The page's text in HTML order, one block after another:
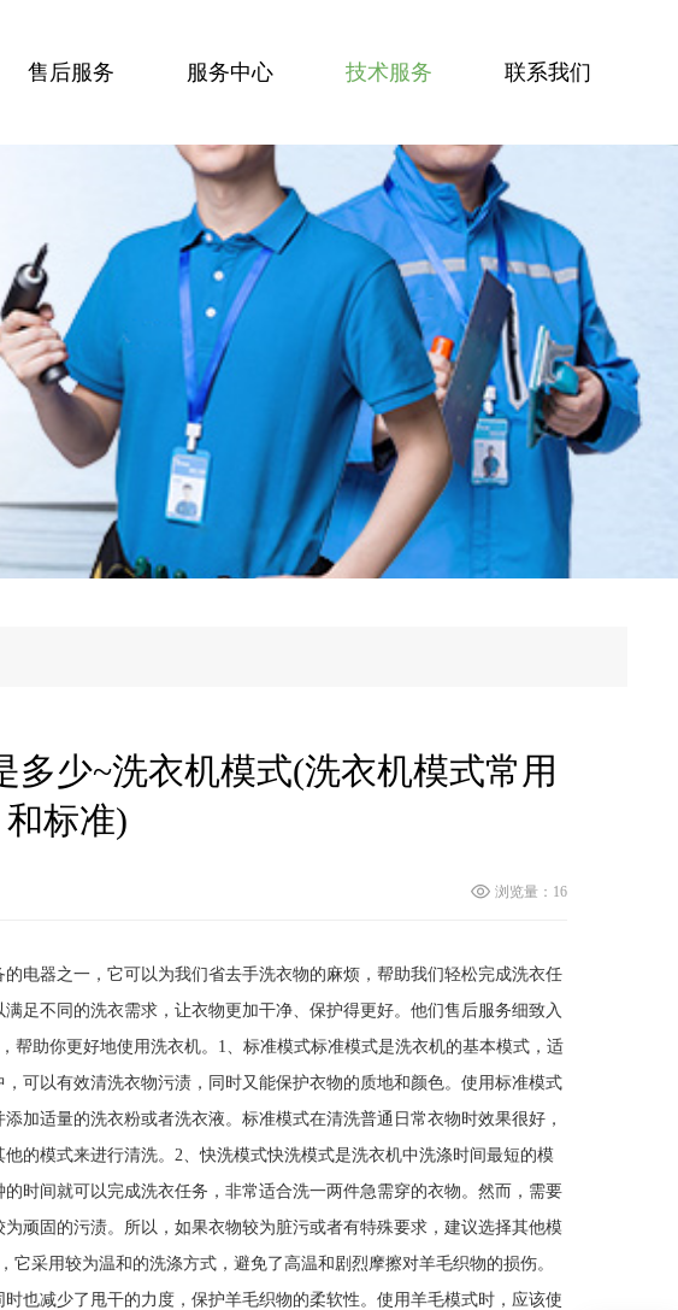
售后服务 服务中心 技术服务 联系我们
少~洗衣机模式(洗衣机模式常用
和标准)
浏览量：16
电器之一，它可以为我们省去手洗衣物的麻烦，帮助我们轻松完成洗衣任
足不同的洗衣需求，让衣物更加干净、保护得更好。他们售后服务细致入
帮助你更好地使用洗衣机。1、标准模式标准模式是洗衣机的基本模式，适
可以有效清洗衣物污渍，同时又能保护衣物的质地和颜色。使用标准模式
加适量的洗衣粉或者洗衣液。标准模式在清洗普通日常衣物时效果很好，
的模式来进行清洗。2、快洗模式快洗模式是洗衣机中洗涤时间最短的模
时间就可以完成洗衣任务，非常适合洗一两件急需穿的衣物。然而，需要
顽固的污渍。所以，如果衣物较为脏污或者有特殊要求，建议选择其他模
采用较为温和的洗涤方式，避免了高温和剧烈摩擦对羊毛织物的损伤。
也减少了甩干的力度，保护羊毛织物的柔软性。使用羊毛模式时，应该使